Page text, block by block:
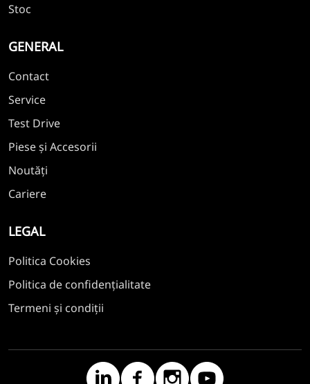
Stoc
GENERAL
Contact
Service
Test Drive
Piese și Accesorii
Noutăți
Cariere
LEGAL
Politica Cookies
Politica de confidențialitate
Termeni și condiții